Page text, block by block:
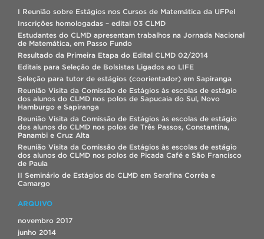
I Reunião sobre Estágios nos Cursos de Matemática da UFPel
Inscrições homologadas – edital 03 CLMD
Estudantes do CLMD apresentam trabalhos na Jornada Nacional
de Matemática, em Passo Fundo
Resultado da Primeira Etapa do Edital CLMD 02/2014
Editais para Seleção de Bolsistas Ligados ao LIFE
Seleção para tutor de estágios (coorientador) em Sapiranga
Reunião Visita da Comissão de Estágios às escolas de estágio
dos alunos do CLMD nos polos de Sapucaia do Sul, Novo
Hamburgo e Sapiranga
Reunião Visita da Comissão de Estágios às escolas de estágio
dos alunos do CLMD nos polos de Três Passos, Constantina,
Panambi e Cruz Alta
Reunião Visita da Comissão de Estágios às escolas de estágio
dos alunos do CLMD nos polos de Picada Café e São Francisco
de Paula
II Seminário de Estágios do CLMD em Serafina Corrêa e
Camargo
ARQUIVO
novembro 2017
junho 2014